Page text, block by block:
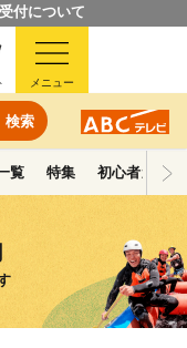
付について
検索
メニュー
覧 特集 初心者ガイド